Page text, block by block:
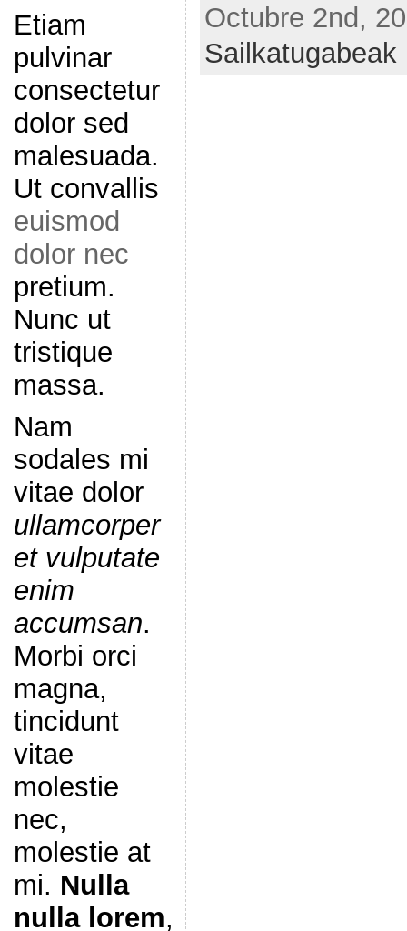
Etiam
pulvinar
consectetur
dolor sed
malesuada.
Ut convallis
euismod
dolor nec
pretium.
Nunc ut
tristique
massa.
Nam
sodales mi
vitae dolor
ullamcorper
et vulputate
enim
accumsan.
Morbi orci
magna,
tincidunt
vitae
molestie
nec,
molestie at
mi. Nulla
nulla lorem,
Octubre 2nd,
Sailkatugabeak